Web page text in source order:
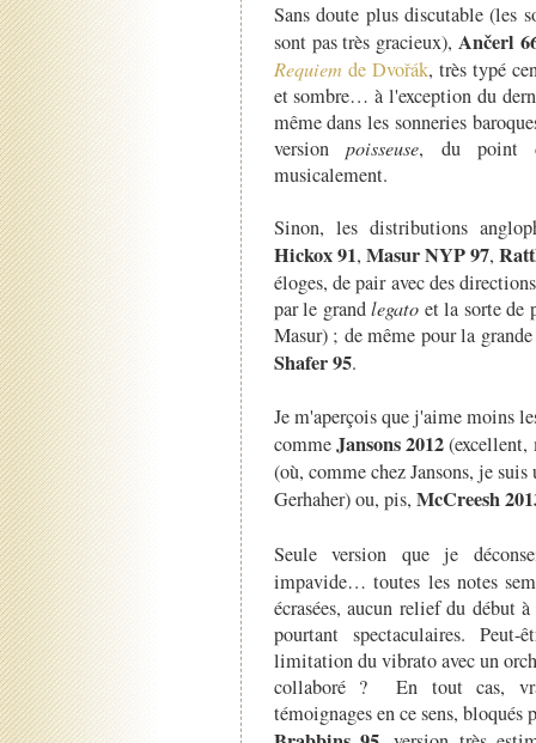
Sans doute plus discutable (les
sont pas très gracieux),Ančerl
Requiemde Dvořák, très typé
et sombre… à l'exception du
même dans les sonneries
versionpoisseuse, du point
musicalement.
Sinon, les distributions
Hickox 91, Masur NYP 97,
éloges, de pair avec des
par le grandlegato et la sorte de
Masur) ; de même pour la
Shafer 95.
Je m'aperçois que j'aime moins
commeJansons 2012(excellent,
(où, comme chez Jansons, je
Gerhaher) ou, pis, McCreesh
Seule version que je
impavide… toutes les notes
écrasées, aucun relief du début
pourtant spectaculaires.
limitation du vibrato avec un
collaboré ? En tout cas,
témoignages en ce sens, bloqués